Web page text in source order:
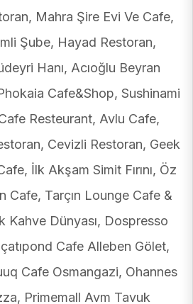
Mahra Şire Evi Ve Cafe,
Şube, Hayad Restoran,
Hanı, Acıoğlu Beyran
Cafe&Shop, Sushinami
Resteurant, Avlu Cafe,
Cevizli Restoran, Geek
İlk Akşam Simit Fırını, Öz
Cafe, Tarçın Lounge Cafe &
Kahve Dünyası, Dospresso
Cafe Alleben Gölet,
Cafe Osmangazi, Ohannes
Primemall Avm Tavuk